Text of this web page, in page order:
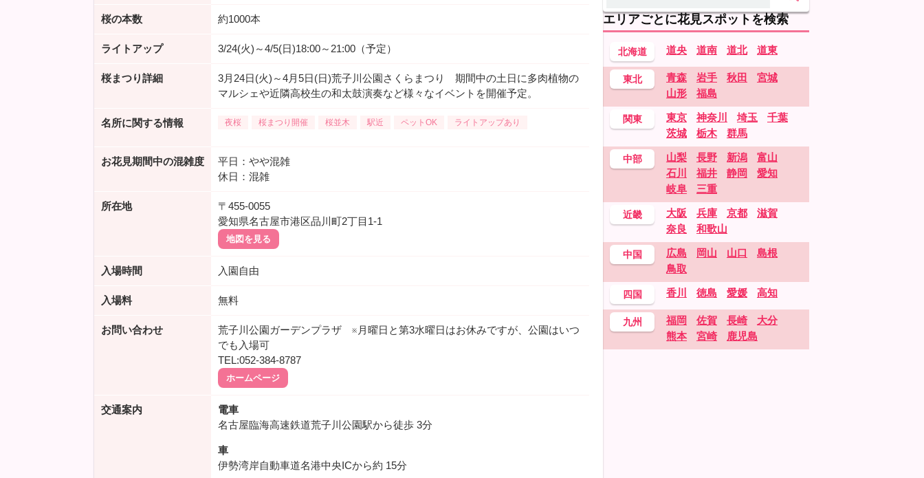
桜の本数 約1000本
ライトアップ 3/24(火)～4/5(日)18:00～21:00（予定）
桜まつり詳細
3月24日(火)～4月5日(日)荒子川公園さくらまつり 期間中の土日に多肉植物の
マルシェや近隣高校生の和太鼓演奏など様々なイベントを開催予定。
名所に関する情報 夜桜 桜まつり開催 桜並木 駅近 ペットOK ライトアップあり
お花見期間中の混雑度
平日：やや混雑
休日：混雑
所在地
〒455-0055
愛知県名古屋市港区品川町2丁目1-1
地図を見る
入場時間 入園自由
入場料 無料
お問い合わせ
荒子川公園ガーデンプラザ ※月曜日と第3水曜日はお休みですが、公園はいつ
でも入場可
TEL:052-384-8787
ホームページ
交通案内
電車
名古屋臨海高速鉄道荒子川公園駅から徒歩 3分
車
伊勢湾岸自動車道名港中央ICから約 15分
エリアごとに花見スポットを検索
北海道 道央 道南 道北 道東
東北 青森 岩手 秋田
宮城
山形
福島
関東 東京 神奈川 埼玉
千葉
茨城
栃木 群馬
中部 山梨 長野 新潟
富山
石川
福井 静岡
愛知
岐阜
三重
近畿 大阪 兵庫 京都
滋賀
奈良
和歌山
中国 広島 岡山 山口
島根
鳥取
四国 香川 徳島 愛媛 高知
九州 福岡 佐賀 長崎
大分
熊本
宮崎 鹿児島